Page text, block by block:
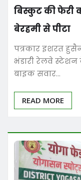
बिस्कुट की फेरी
बेरहमी से पीटा
पत्रकार इशरत
भंडारी रेलवे स्टेशन
बाइक सवार…
READ MORE